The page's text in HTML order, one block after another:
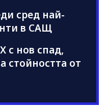
сред най-
в САЩ
с нов спад,
стойността от